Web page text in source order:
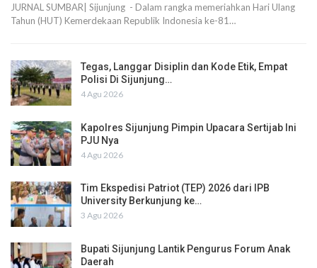
JURNAL SUMBAR| Sijunjung - Dalam rangka memeriahkan Hari Ulang
Tahun (HUT) Kemerdekaan Republik Indonesia ke-81…
Tegas, Langgar Disiplin dan Kode Etik, Empat
Polisi Di Sijunjung…
4 Agu 2026
Kapolres Sijunjung Pimpin Upacara Sertijab Ini
PJU Nya
4 Agu 2026
Tim Ekspedisi Patriot (TEP) 2026 dari IPB
University Berkunjung ke…
3 Agu 2026
Bupati Sijunjung Lantik Pengurus Forum Anak
Daerah